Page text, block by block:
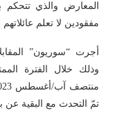
مفقودين لا تعلم
أجرت “سوريون”
تمّ التحدث مع البقية